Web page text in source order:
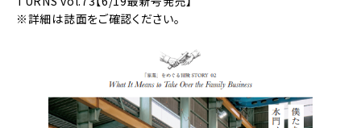
※詳細は誌面をご確認ください。